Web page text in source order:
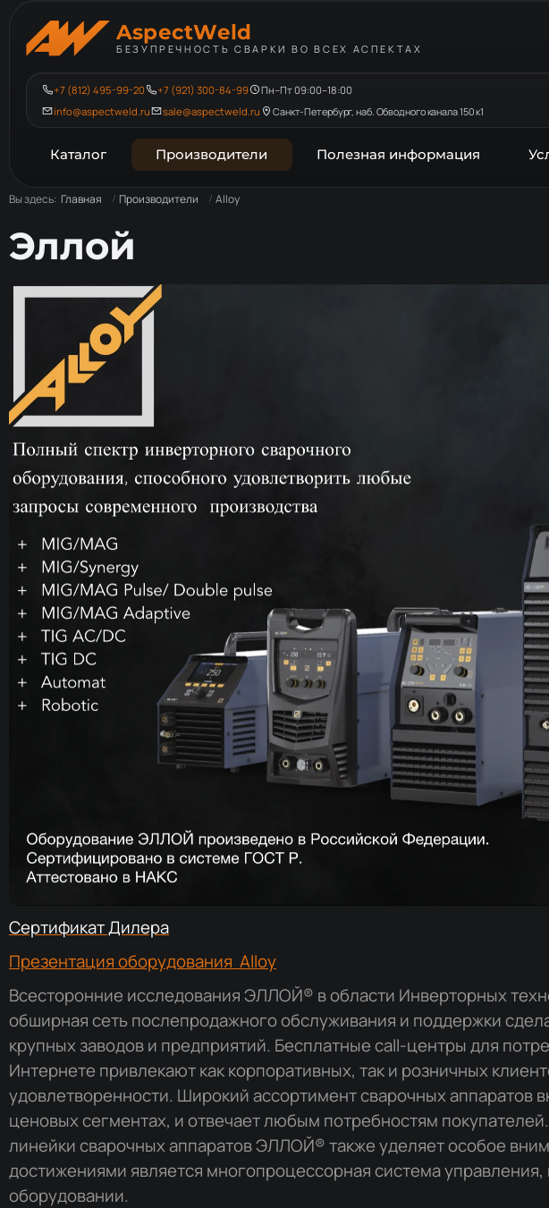
AspectWeld
БЕЗУПРЕЧНОСТЬ СВАРКИ ВО ВСЕХ АСПЕКТАХ
+7 (812) 495-99-20 +7 (921) 300-84-99
Пн–Пт 09:00–18:00
info@aspectweld.ru
sale@aspectweld.ru Санкт-Петербург, наб. Обводного канала 150 к1
Каталог Производители Полезная информация
Вы здесь: Главная Производители Alloy
Эллой
Сертификат Дилера
Презентация оборудования Alloy
Всесторонние исследования ЭЛЛОЙ® в области Инверторных
обширная сеть послепродажного обслуживания и поддержки
крупных заводов и предприятий. Бесплатные call-центры для
Интернете привлекают как корпоративных, так и розничных
удовлетворенности. Широкий ассортимент сварочных аппаратов
ценовых сегментах, и отвечает любым потребностям
линейки сварочных аппаратов ЭЛЛОЙ® также уделяет особое
достижениями является многопроцессорная система
оборудовании.